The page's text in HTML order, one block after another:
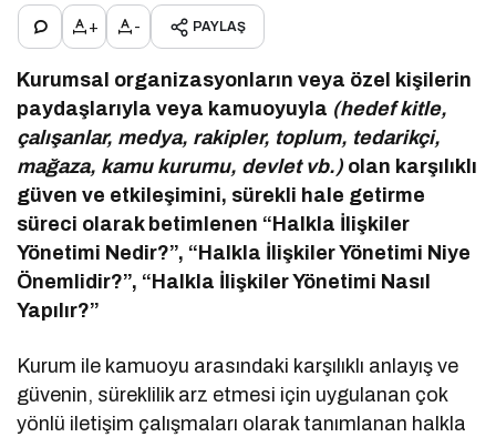
+ - PAYLAŞ
Kurumsal organizasyonların veya özel kişilerin
paydaşlarıyla veya kamuoyuyla (hedef kitle,
çalışanlar, medya, rakipler, toplum, tedarikçi,
mağaza, kamu kurumu, devlet vb.) olan karşılıklı
güven ve etkileşimini, sürekli hale getirme
süreci olarak betimlenen “Halkla İlişkiler
Yönetimi Nedir?”, “Halkla İlişkiler Yönetimi Niye
Önemlidir?”, “Halkla İlişkiler Yönetimi Nasıl
Yapılır?”
Kurum ile kamuoyu arasındaki karşılıklı anlayış ve
güvenin, süreklilik arz etmesi için uygulanan çok
yönlü iletişim çalışmaları olarak tanımlanan halkla